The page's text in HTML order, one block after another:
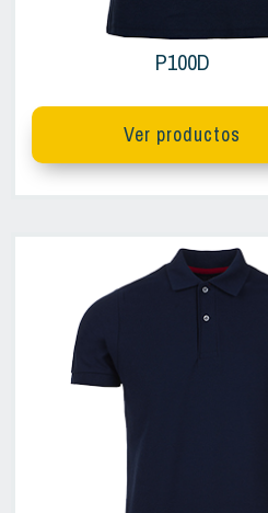
P100D
Ver productos